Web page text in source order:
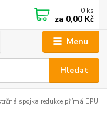
Menu
Hledat
0 ks
za 0,00 Kč
spojka redukce přímá EPU